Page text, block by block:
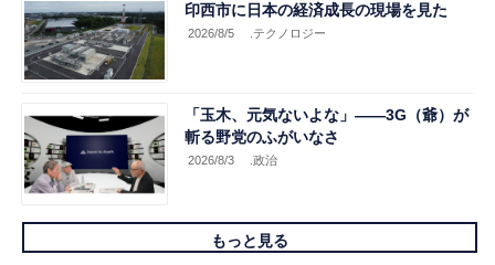
印西市に日本の経済成長の現場を見た
2026/8/5 .テクノロジー
「玉木、元気ないよな」――3G（爺）が
斬る野党のふがいなさ
2026/8/3 .政治
もっと見る